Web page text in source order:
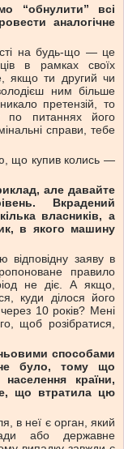
“обнулити” всі
аналогічне
на будь-що — це
в рамках своїх
якщо ти другий чи
ним більше
претензій, то
по питаннях його
справи, тебе
що купив колись —
але давайте
Вкрадений
власників, а
в якого машину
заяву в
правило
не діє. А якщо,
куди ділося його
10 років? Мені
щоб розібратися,
способами
не було, тому що
країни,
що втратила цю
в неї є орган, який
або державне